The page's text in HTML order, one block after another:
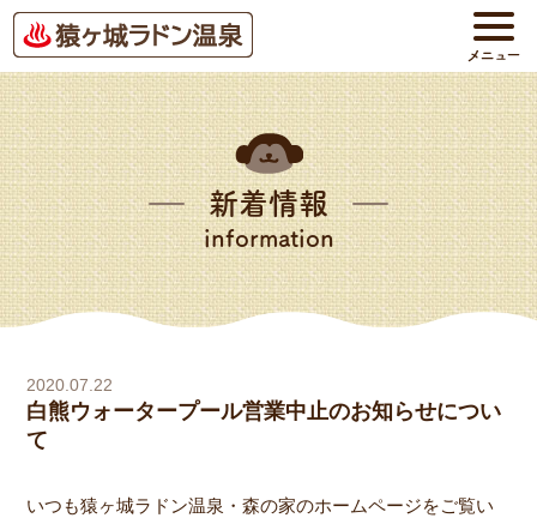
新着情報
information
2020.07.22
白熊ウォータープール営業中止のお知らせについ
て
いつも猿ヶ城ラドン温泉・森の家のホームページをご覧い